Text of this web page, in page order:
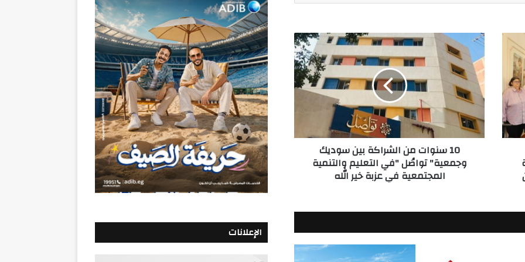
10
سنوات
من
الشراكة
بين
سوديك
وجمعية"
تواصُل
"في
والتنمية
خير
10 سنوات من الشراكة بين سوديك
وجمعية" تواصُل "في التعليم والتنمية
المجتمعية في عزبة خير الله
الإعلانات